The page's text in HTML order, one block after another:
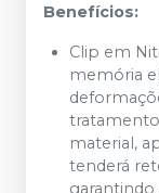
Benefícios:
Clip em
memória
material,
tenderá
garantindo